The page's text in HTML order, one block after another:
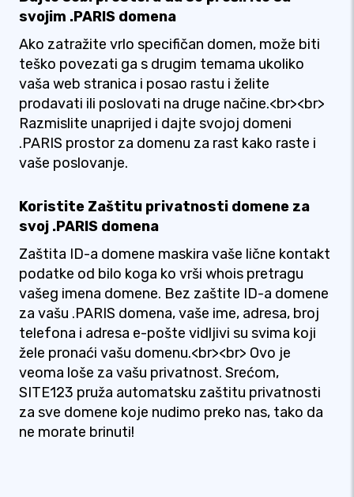
svojim .PARIS domena
Ako zatražite vrlo specifičan domen, može biti
teško povezati ga s drugim temama ukoliko
vaša web stranica i posao rastu i želite
prodavati ili poslovati na druge načine.<br><br>
Razmislite unaprijed i dajte svojoj domeni
.PARIS prostor za domenu za rast kako raste i
vaše poslovanje.
Koristite Zaštitu privatnosti domene za
svoj .PARIS domena
Zaštita ID-a domene maskira vaše lične kontakt
podatke od bilo koga ko vrši whois pretragu
vašeg imena domene. Bez zaštite ID-a domene
za vašu .PARIS domena, vaše ime, adresa, broj
telefona i adresa e-pošte vidljivi su svima koji
žele pronaći vašu domenu.<br><br> Ovo je
veoma loše za vašu privatnost. Srećom,
SITE123 pruža automatsku zaštitu privatnosti
za sve domene koje nudimo preko nas, tako da
ne morate brinuti!